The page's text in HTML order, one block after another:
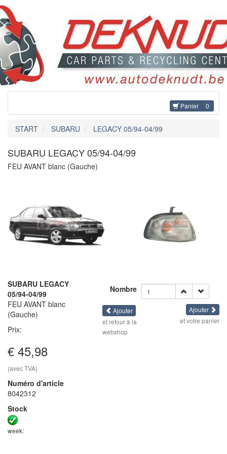
Panier 0
START SUBARU LEGACY 05/94-04/99
SUBARU LEGACY 05/94-04/99
FEU AVANT blanc (Gauche)
SUBARU LEGACY
05/94-04/99
FEU AVANT blanc
(Gauche)
Prix:
€ 45,98
(avec TVA)
Numéro d'article
8042312
Stock
week:
Nombre
Ajouter
et retour à la
webshop
Ajouter
et votre panier